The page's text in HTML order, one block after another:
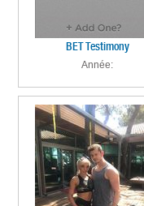
BET Testimony
Année: